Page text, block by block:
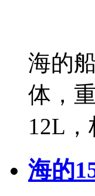
海的
体，
12L
海的